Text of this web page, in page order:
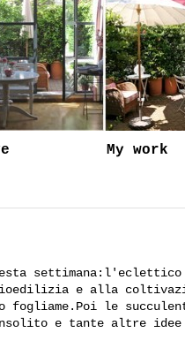
My work
settimana:l'eclettico
e alla
le
e tante altre idee